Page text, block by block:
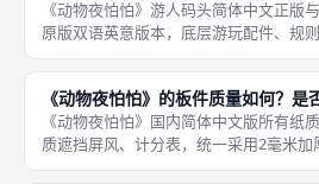
《动物夜怕怕》游人码头简体中文正版
原版双语英意版本，底层游玩配件、规
局完全统一，发行商没有调整任何游戏
仅集中在印刷文字、附赠辅助教学纸质
《动物夜怕怕》的板件质量如何？是
《动物夜怕怕》国内简体中文版所有纸
质遮挡屏风、计分表，统一采用2毫米加
光防水保护膜，对比薄纸板桌游配件，